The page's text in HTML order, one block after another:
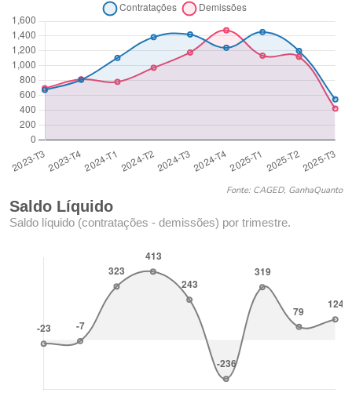
Fonte: CAGED, GanhaQuanto
Saldo Líquido
Saldo líquido (contratações - demissões) por trimestre.